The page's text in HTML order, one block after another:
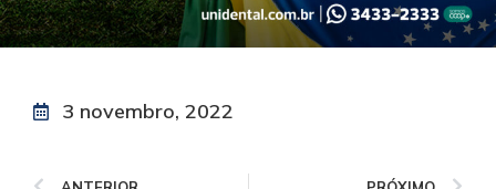
3 novembro, 2022